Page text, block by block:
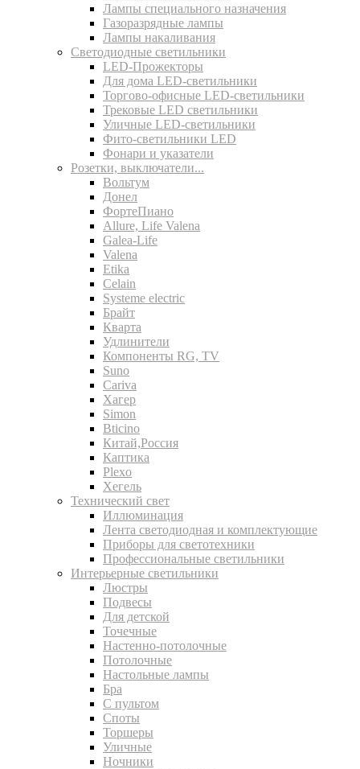
Лампы специального назначения
Газоразрядные лампы
Лампы накаливания
Светодиодные светильники
LED-Прожекторы
Для дома LED-светильники
Торгово-офисные LED-светильники
Трековые LED светильники
Уличные LED-светильники
Фито-светильники LED
Фонари и указатели
Розетки, выключатели...
Вольтум
Донел
ФортеПиано
Allure, Life Valena
Galea-Life
Valena
Etika
Celain
Systeme electric
Брайт
Кварта
Удлинители
Компоненты RG, TV
Suno
Cariva
Хагер
Simon
Bticino
Китай,Россия
Каптика
Plexo
Хегель
Технический свет
Иллюминация
Лента светодиодная и комплектующие
Приборы для светотехники
Профессиональные светильники
Интерьерные светильники
Люстры
Подвесы
Для детской
Точечные
Настенно-потолочные
Потолочные
Настольные лампы
Бра
С пультом
Споты
Торшеры
Уличные
Ночники